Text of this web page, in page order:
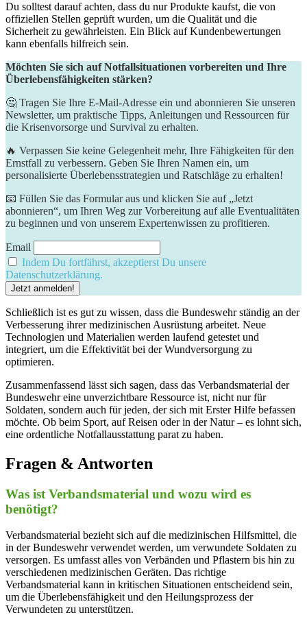
Du solltest darauf achten, dass du nur Produkte kaufst, die ‌von
offiziellen Stellen‌ geprüft ​wurden, um die Qualität und die
Sicherheit zu ⁢gewährleisten. Ein Blick auf Kundenbewertungen
kann ebenfalls hilfreich sein.
Möchten Sie sich auf Notfallsituationen vorbereiten und Ihre
Überlebensfähigkeiten stärken?
🤔 Tragen Sie Ihre E-Mail-Adresse ein und abonnieren Sie unseren
Newsletter, um praktische Tipps, Anleitungen und Ressourcen für
die Krisenvorsorge und Survival zu erhalten.
🔥 Verpassen Sie keine Gelegenheit mehr, Ihre Fähigkeiten für den
Ernstfall zu verbessern. Geben Sie Ihren Namen ein, um
personalisierte Überlebensstrategien und Ratschläge zu erhalten!
📧 Füllen Sie das Formular aus und klicken Sie auf „Jetzt
abonnieren“, um Ihren Weg zur Vorbereitung auf alle Eventualitäten
zu beginnen und von unserem Expertenwissen zu profitieren.
Email
Indem Du fortfährst, akzeptierst Du unsere
Datenschutzerklärung.
Schließlich‌ ist ⁤es gut ​zu wissen, dass die Bundeswehr ständig‍ an der
Verbesserung ihrer ⁢medizinischen Ausrüstung arbeitet. Neue ​
Technologien und Materialien werden laufend getestet und
integriert, um die Effektivität bei der⁣ Wundversorgung zu
optimieren.
Zusammenfassend lässt sich sagen,​ dass das Verbandsmaterial‍ der​
Bundeswehr eine unverzichtbare⁤ Ressource ‌ist, nicht nur für ​
Soldaten,⁣ sondern auch ‍für jeden,⁢ der sich ‌mit Erster Hilfe befassen
möchte. Ob beim Sport,⁣ auf Reisen oder in ⁤der⁤ Natur – es⁣ lohnt ​sich,
eine⁣ ordentliche Notfallausstattung parat zu haben.
Fragen & Antworten
Was ist Verbandsmaterial und wozu‌ wird es
benötigt?
Verbandsmaterial bezieht sich ‍auf ​die⁢ medizinischen Hilfsmittel, die
in⁤ der Bundeswehr verwendet werden, um​ verwundete⁢ Soldaten zu
versorgen. Es umfasst alles von Verbänden und ⁢Pflastern bis hin zu
verschiedenen‍ medizinischen Geräten. Das richtige
Verbandsmaterial⁤ kann ‍in kritischen Situationen entscheidend sein,
um die Überlebensfähigkeit und ⁤den Heilungsprozess der
Verwundeten zu unterstützen.